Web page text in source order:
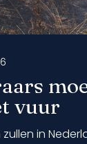
vuur
in